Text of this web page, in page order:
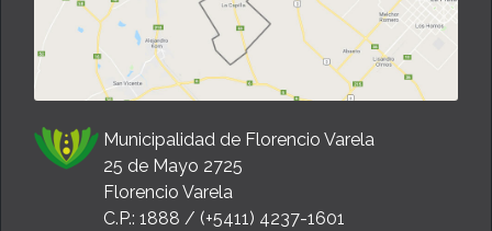
Municipalidad de Florencio Varela
25 de Mayo 2725
Florencio Varela
C.P.: 1888 / (+5411) 4237-1601